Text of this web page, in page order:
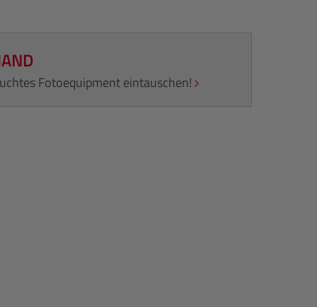
Fotoequipment eintauschen!